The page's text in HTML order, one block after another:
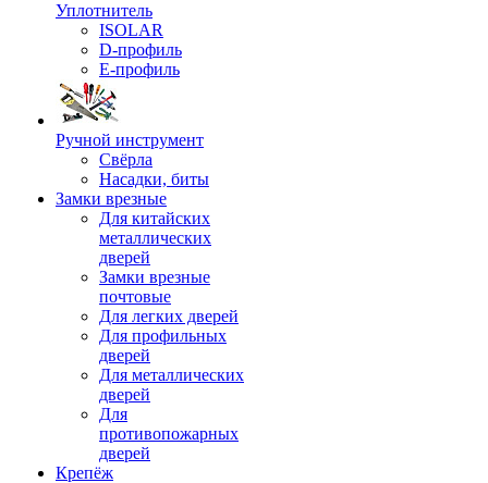
Уплотнитель
ISOLAR
D-профиль
Е-профиль
Ручной инструмент
Свёрла
Насадки, биты
Замки врезные
Для китайских
металлических
дверей
Замки врезные
почтовые
Для легких дверей
Для профильных
дверей
Для металлических
дверей
Для
противопожарных
дверей
Крепёж